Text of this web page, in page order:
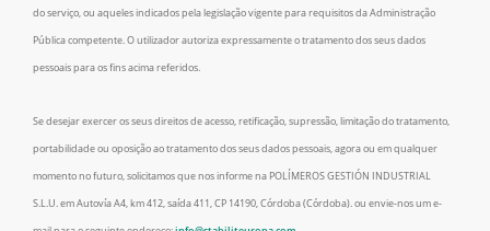
do serviço, ou aqueles indicados pela legislação vigente para requisitos da Administração
Pública competente. O utilizador autoriza expressamente o tratamento dos seus dados
pessoais para os fins acima referidos.
Se desejar exercer os seus direitos de acesso, retificação, supressão, limitação do tratamento,
portabilidade ou oposição ao tratamento dos seus dados pessoais, agora ou em qualquer
momento no futuro, solicitamos que nos informe na POLÍMEROS GESTIÓN INDUSTRIAL
S.L.U. em Autovía A4, km 412, saída 411, CP 14190, Córdoba (Córdoba). ou envie-nos um e-